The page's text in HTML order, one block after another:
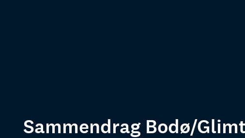
Sammendrag Bodø/